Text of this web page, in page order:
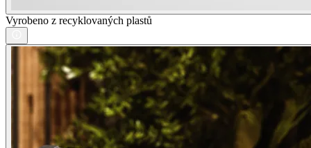
Vyrobeno z recyklovaných plastů